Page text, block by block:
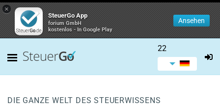
×
SteuerGo App
forium GmbH
kostenlos - In Google Play
Ansehen
22
DIE GANZE WELT DES STEUERWISSENS